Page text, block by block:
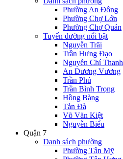
Phường An Đông
Phường Chợ Lớn
Phường Chợ Quán
Tuyến đường nổi bật
Nguyễn Trãi
Trần Hưng Đạo
Nguyễn Chí Thanh
An Dương Vương
Trần Phú
Trần Bình Trọng
Hồng Bàng
Tản Đà
Võ Văn Kiệt
Nguyễn Biểu
Quận 7
Danh sách phường
Phường Tân Mỹ